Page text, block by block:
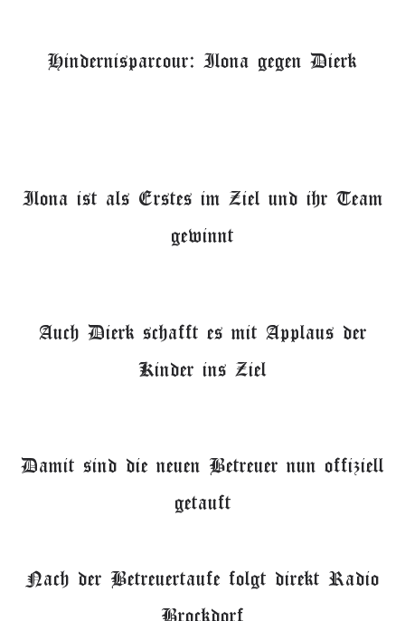
Hindernisparcour: Ilona gegen Dierk
Ilona ist als Erstes im Ziel und ihr Team
gewinnt
Auch Dierk schafft es mit Applaus der
Kinder ins Ziel
Damit sind die neuen Betreuer nun offiziell
getauft
Nach der Betreuertaufe folgt direkt Radio
Brockdorf